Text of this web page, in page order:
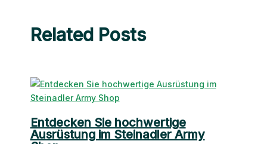
Related Posts
Entdecken Sie hochwertige
Ausrüstung im Steinadler Army